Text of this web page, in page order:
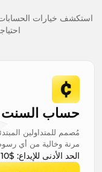
استكشف خيارات
حساب السنت
مرنة وخالية من أي
الحد الأدنى للإيداع: $10